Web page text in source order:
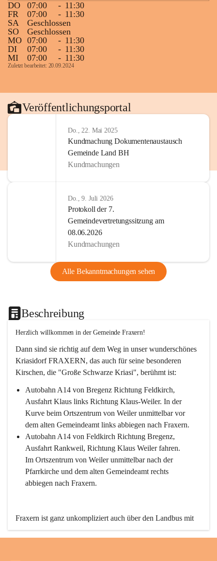
DO
07:00 - 11:30
FR
07:00 - 11:30
SA
Geschlossen
SO
Geschlossen
MO 07:00 - 11:30
DI
07:00 - 11:30
MI
07:00 - 11:30
Zuletzt bearbeitet: 20.09.2024
Veröffentlichungsportal
Do., 22. Mai 2025
Kundmachung Dokumentenaustausch
Gemeinde Land BH
Kundmachungen
Do., 9. Juli 2026
Protokoll der 7.
Gemeindevertretungssitzung am
08.06.2026
Kundmachungen
Alle Bekanntmachungen sehen
Beschreibung
Herzlich willkommen in der Gemeinde Fraxern!
Dann sind sie richtig auf dem Weg in unser wunderschönes
Kriasidorf FRAXERN, das auch für seine besonderen
Kirschen, die "Große Schwarze Kriasi", berühmt ist:
Autobahn A14 von Bregenz Richtung Feldkirch,
Ausfahrt Klaus links Richtung Klaus-Weiler. In der
Kurve beim Ortszentrum von Weiler unmittelbar vor
dem alten Gemeindeamt links abbiegen nach Fraxern.
Autobahn A14 von Feldkirch Richtung Bregenz,
Ausfahrt Rankweil, Richtung Klaus Weiler fahren.
Im Ortszentrum von Weiler unmittelbar nach der
Pfarrkirche und dem alten Gemeindeamt rechts
abbiegen nach Fraxern.
Fraxern ist ganz unkompliziert auch über den Landbus mit
den öffentlichen Verkehrsmitteln zu erreichen. Die Linie